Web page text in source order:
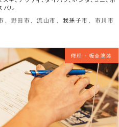
バル
野田市 、流山市 我孫子市 市川市
修理・板金塗装